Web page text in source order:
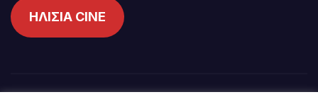
ΗΛΙΣΙΑ CINE